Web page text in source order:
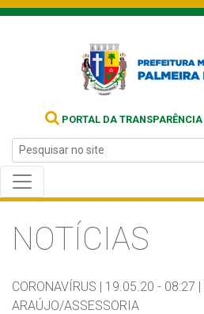
PORTAL DA TRANSPARÊNCIA
NOTÍCIAS
CORONAVÍRUS | 19.05.20 - 08:27 |
ARAÚJO/ASSESSORIA